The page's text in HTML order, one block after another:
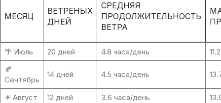
МЕСЯЦ
ВЕТРЕНЫХ
ДНЕЙ
СРЕДНЯЯ
ПРОДОЛЖИТЕЛЬНОСТЬ
ВЕТРА
🌴 Июль 20 дней 4.8 часа/день
🍂
Сентябрь
14 дней 4.5 часа/день
☀ Август 12 дней 3.6 часа/день